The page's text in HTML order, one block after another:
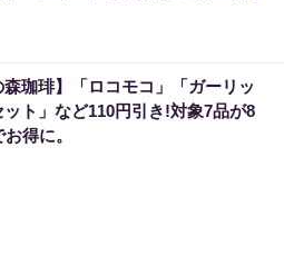
森珈琲】「ロコモコ」「ガーリッ
ット」など110円引き!対象7品が8
得に。